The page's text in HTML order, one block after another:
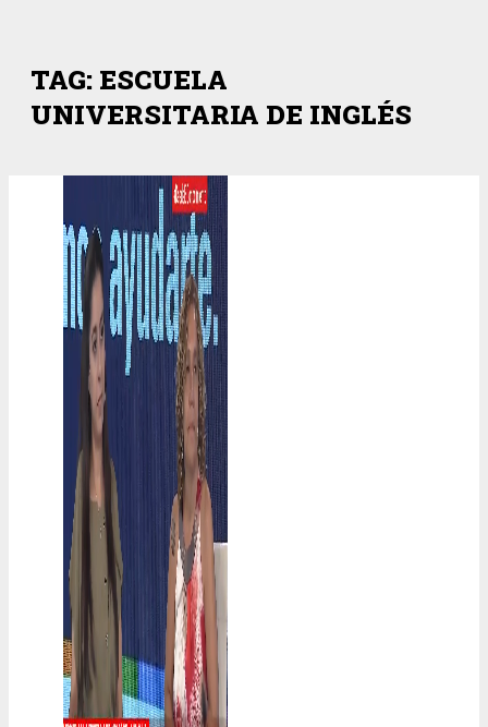
TAG: ESCUELA
UNIVERSITARIA DE INGLÉS